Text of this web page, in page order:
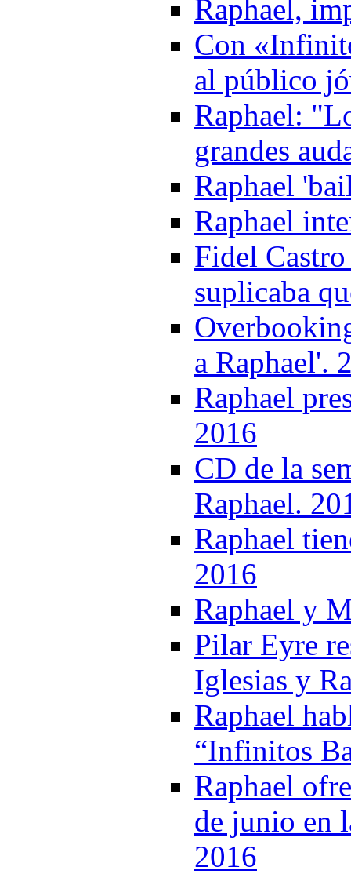
Raphael,
Con
al público
Raphael:
grandes
Raphael
Raphael
Fidel
suplicaba
a Raphael'.
Raphael
2016
CD de la
Raphael.
Raphael
2016
Raphael y
Pilar Eyre
Iglesias y
Raphael
“Infinitos
Raphael
de junio en
2016